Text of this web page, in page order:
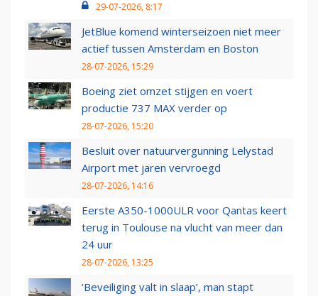
29-07-2026, 8:17
JetBlue komend winterseizoen niet meer
actief tussen Amsterdam en Boston
28-07-2026, 15:29
Boeing ziet omzet stijgen en voert
productie 737 MAX verder op
28-07-2026, 15:20
Besluit over natuurvergunning Lelystad
Airport met jaren vervroegd
28-07-2026, 14:16
Eerste A350-1000ULR voor Qantas keert
terug in Toulouse na vlucht van meer dan
24 uur
28-07-2026, 13:25
‘Beveiliging valt in slaap’, man stapt